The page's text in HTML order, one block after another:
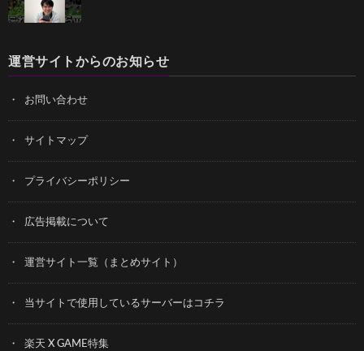
運営サイトからのお知らせ
お問い合わせ
サイトマップ
プライバシーポリシー
広告掲載について
運営サイト一覧（まとめサイト）
当サイトで使用しているサーバーはコチラ
楽天 X GAME特集